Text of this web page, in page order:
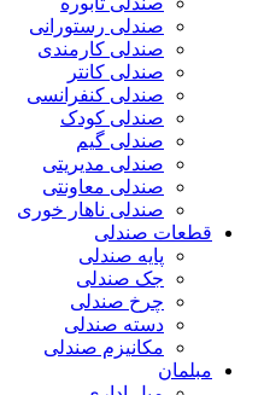
صندلی رستورانی
صندلی کارمندی
صندلی کانتر
صندلی کنفرانسی
صندلی کودک
صندلی گیم
صندلی مدیریتی
صندلی معاونتی
صندلی ناهار خوری
قطعات صندلی
پایه صندلی
جک صندلی
چرخ صندلی
دسته صندلی
مکانیزم صندلی
مبلمان